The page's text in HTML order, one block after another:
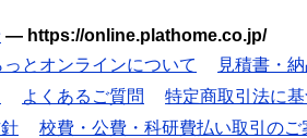
— https://online.plathome.co.jp/
っとオンラインについて
見積書・
よくあるご質問
特定商取引法に
校費・公費・科研費払い取引のご